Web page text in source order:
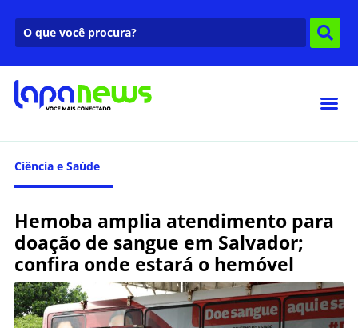
Ciência e Saúde
Hemoba amplia atendimento para
doação de sangue em Salvador;
confira onde estará o hemóvel